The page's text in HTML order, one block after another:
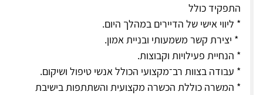
התפקיד כולל
* ליווי אישי של הדיירים במהלך היום.
* יצירת קשר משמעותי ובניית אמון.
* הנחיית פעילויות וקבוצות.
* עבודה בצוות רב־מקצועי הכולל אנשי טיפול ושיקום.
* המשרה כוללת הכשרה מקצועית והשתתפות בישיבת